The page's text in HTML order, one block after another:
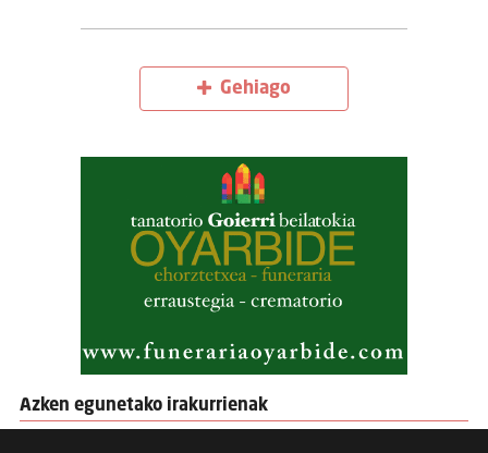
Gehiago
Azken egunetako irakurrienak